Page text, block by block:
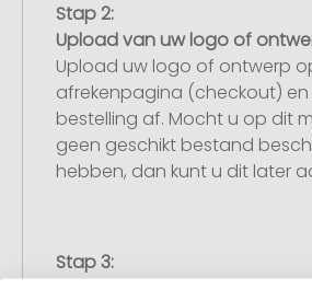
Stap 2:
Upload van uw logo of
Upload uw logo of ontwerp
afrekenpagina (checkout)
bestelling af. Mocht u op dit
geen geschikt bestand
hebben, dan kunt u dit later
Stap 3: